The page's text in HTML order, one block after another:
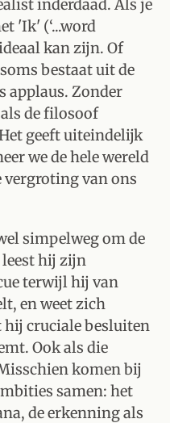
inderdaad. Als je
'Ik' (‘...word
kan zijn. Of
bestaat uit de
applaus. Zonder
de filosoof
geeft uiteindelijk
we de hele wereld
vergroting van ons
simpelweg om de
hij zijn
terwijl hij van
en weet zich
hij cruciale besluiten
Ook als die
komen bij
samen: het
de erkenning als